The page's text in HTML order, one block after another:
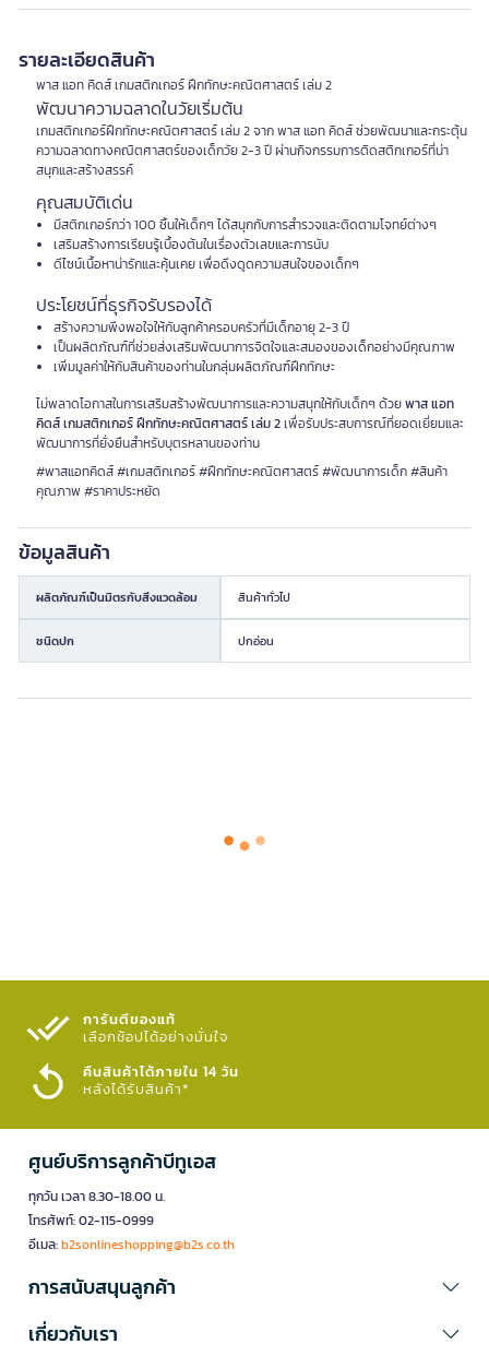
รายละเอียดสินค้า
พาส แอท คิดส์ เกมสติกเกอร์ ฝึกทักษะคณิตศาสตร์ เล่ม 2
พัฒนาความฉลาดในวัยเริ่มต้น
เกมสติกเกอร์ฝึกทักษะคณิตศาสตร์ เล่ม 2 จาก พาส แอท คิดส์ ช่วยพัฒนาและกระตุ้น
ความฉลาดทางคณิตศาสตร์ของเด็กวัย 2-3 ปี ผ่านกิจกรรมการติดสติกเกอร์ที่น่า
สนุกและสร้างสรรค์
คุณสมบัติเด่น
มีสติกเกอร์กว่า 100 ชิ้นให้เด็กๆ ได้สนุกกับการสำรวจและติดตามโจทย์ต่างๆ
เสริมสร้างการเรียนรู้เบื้องต้นในเรื่องตัวเลขและการนับ
ดีไซน์เนื้อหาน่ารักและคุ้นเคย เพื่อดึงดูดความสนใจของเด็กๆ
ประโยชน์ที่ธุรกิจรับรองได้
สร้างความพึงพอใจให้กับลูกค้าครอบครัวที่มีเด็กอายุ 2-3 ปี
เป็นผลิตภัณฑ์ที่ช่วยส่งเสริมพัฒนาการจิตใจและสมองของเด็กอย่างมีคุณภาพ
เพิ่มมูลค่าให้กับสินค้าของท่านในกลุ่มผลิตภัณฑ์ฝึกทักษะ
ไม่พลาดโอกาสในการเสริมสร้างพัฒนาการและความสนุกให้กับเด็กๆ ด้วยพาส แอท
คิดส์ เกมสติกเกอร์ ฝึกทักษะคณิตศาสตร์ เล่ม 2เพื่อรับประสบการณ์ที่ยอดเยี่ยมและ
พัฒนาการที่ยั่งยืนสำหรับบุตรหลานของท่าน
#พาสแอทคิดส์ #เกมสติกเกอร์ #ฝึกทักษะคณิตศาสตร์ #พัฒนาการเด็ก #สินค้า
คุณภาพ #ราคาประหยัด
ข้อมูลสินค้า
ผลิตภัณฑ์เป็นมิตรกับสิ่งแวดล้อม สินค้าทั่วไป
ชนิดปก ปกอ่อน
การันตีของแท้
เลือกช้อปได้อย่างมั่นใจ​
คืนสินค้าได้ภายใน 14 วัน
หลังได้รับสินค้า*
ศูนย์บริการลูกค้าบีทูเอส
ทุกวัน เวลา 8.30-18.00 น.
โทรศัพท์: 02-115-0999
อีเมล:b2sonlineshopping@b2s.co.th
การสนับสนุนลูกค้า
เกี่ยวกับเรา